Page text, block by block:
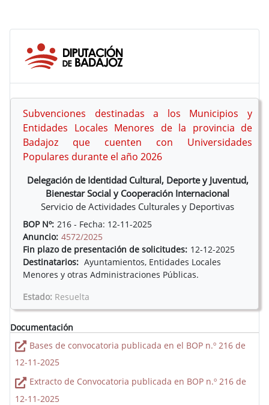
Subvenciones destinadas a los Municipios y
Entidades Locales Menores de la provincia de
Badajoz que cuenten con Universidades
Populares durante el año 2026
Delegación de Identidad Cultural, Deporte y Juventud,
Bienestar Social y Cooperación Internacional
Servicio de Actividades Culturales y Deportivas
BOP Nº: 216 - Fecha: 12-11-2025
Anuncio: 4572/2025
Fin plazo de presentación de solicitudes: 12-12-2025
Destinatarios: Ayuntamientos, Entidades Locales
Menores y otras Administraciones Públicas.
Estado: Resuelta
Documentación
Bases de convocatoria publicada en el BOP n.º 216 de
12-11-2025
Extracto de Convocatoria publicada en BOP n.º 216 de
12-11-2025